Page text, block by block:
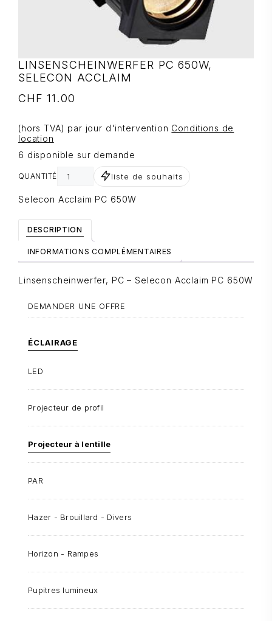
LINSENSCHEINWERFER PC 650W,
SELECON ACCLAIM
CHF 11.00
(hors TVA) par jour d'intervention Conditions de
location
6 disponible sur demande
QUANTITÉ liste de souhaits
Selecon Acclaim PC 650W
DESCRIPTION
INFORMATIONS COMPLÉMENTAIRES
Linsenscheinwerfer, PC – Selecon Acclaim PC 650W
DEMANDER UNE OFFRE
ÉCLAIRAGE
LED
Projecteur de profil
Projecteur à lentille
PAR
Hazer - Brouillard - Divers
Horizon - Rampes
Pupitres lumineux